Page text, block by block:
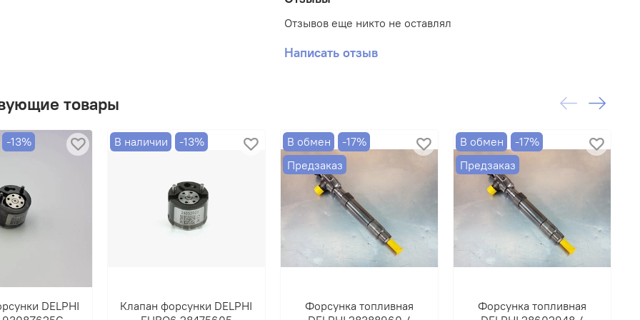
Отзывов еще никто не оставлял
Написать отзыв
товары
-13%
DELPHI
В наличии -13%
Клапан форсунки DELPHI
В обмен
-17%
Предзаказ
Форсунка топливная
В обмен
-17%
Предзаказ
Форсунка топливная